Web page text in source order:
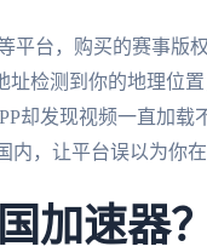
平台，购买的赛事版
址检测到你的地理位
却发现视频一直加载
，让平台误以为你
加速器？